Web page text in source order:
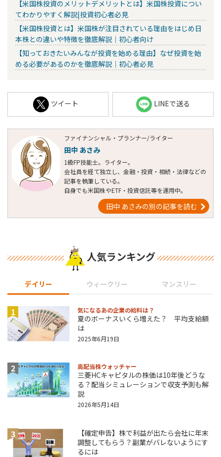
【米国株投資のメリットデメリットとは】米国株投資につい
てわかりやすく解説|投資初心者必見
【米国株投資とは】米国株が注目されている理由をはじめ日
本株との違いや特徴を徹底解説｜初心者向け
【知っておきたいみんなが投資を始める理由】なぜ投資を始
める必要があるのかを徹底解説｜初心者必見
ツイート LINEで送る
ファイナンシャル・プランナー/ライター
田中 あさみ
1級FP技能士。ライター。
会社員を経て独立し、金融・投資・相続・法律などの
記事を執筆している。
自身でも米国株やETF・投資信託等を運用中。
田中 あさみの別の記事を読む
人気ランキング
デイリー ウィークリー マンスリー
1 気になるあの企業の給料は？
夏のボーナスいくら増えた？ 平均支給額
は
2025年6月19日
2 高配当株ウォッチャー
三菱HCキャピタルの株価は10年後どうな
る？配当シミュレーションで収支予測も解
説
2026年5月14日
3
【確定申告】株で利益が出たら会社に年末
調整してもらう？副業がバレないようにす
るには